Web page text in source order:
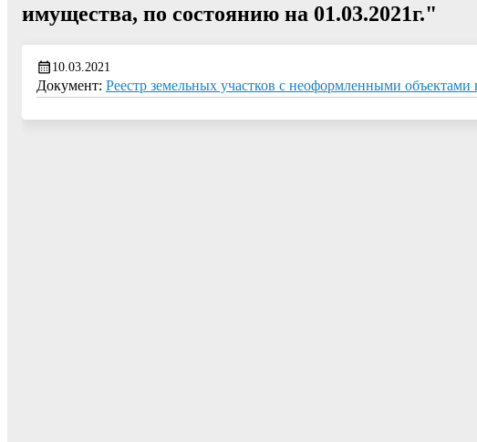
имущества, по состоянию на 01.03.2021г."
10.03.2021
Документ: Реестр земельных участков с неоформленными